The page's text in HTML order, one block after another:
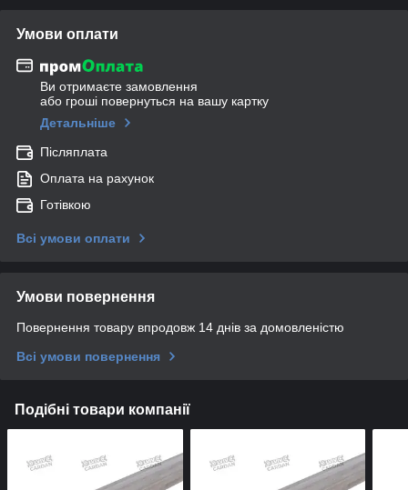
Умови оплати
Ви отримаєте замовлення
або гроші повернуться на вашу картку
Детальніше
Післяплата
Оплата на рахунок
Готівкою
Всі умови оплати
Умови повернення
Повернення товару впродовж 14 днів за домовленістю
Всі умови повернення
Подібні товари компанії